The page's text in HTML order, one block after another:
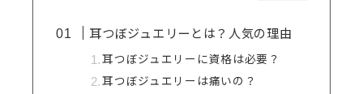
耳つぼジュエリーとは？人気の理由
耳つぼジュエリーに資格は必要？
耳つぼジュエリーは痛いの？